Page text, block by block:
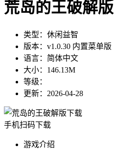
荒岛的王破解版
类型： 休闲益智
版本： v1.0.30 内置菜单版
语言： 简体中文
大小： 146.13M
等级：
更新： 2026-04-28
手机扫码下载
游戏介绍